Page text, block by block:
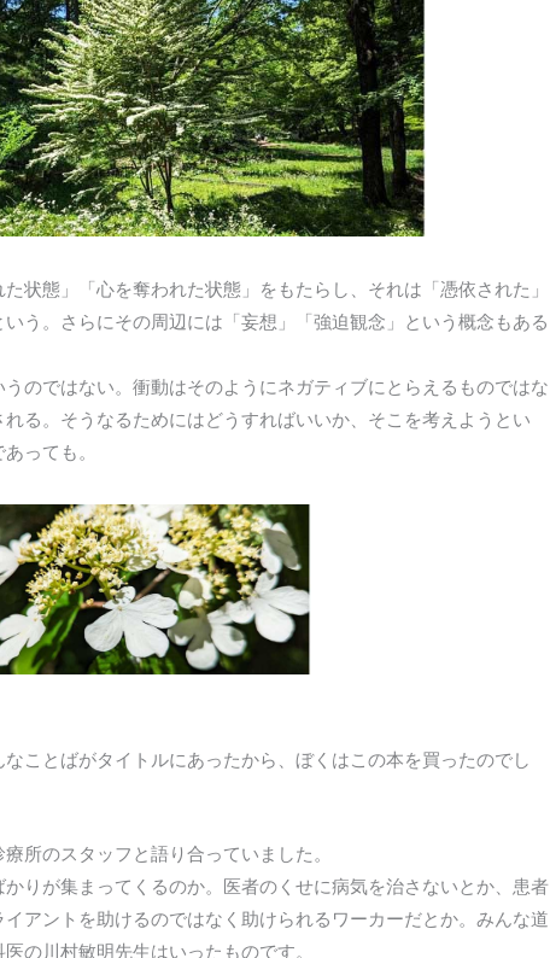
状態」「心を奪われた状態」をもたらし、それは「憑依された」
う。さらにその周辺には「妄想」「強迫観念」という概念もある
のではない。衝動はそのようにネガティブにとらえるものではな
る。そうなるためにはどうすればいいか、そこを考えようとい
っても。
ことばがタイトルにあったから、ぼくはこの本を買ったのでし
所のスタッフと語り合っていました。
りが集まってくるのか。医者のくせに病気を治さないとか、患者
アントを助けるのではなく助けられるワーカーだとか。みんな道
の川村敏明先生はいったものです。